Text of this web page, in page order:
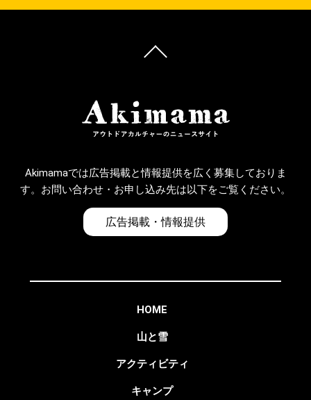
Akimamaでは広告掲載と情報提供を広く募集しておりま
す。お問い合わせ・お申し込み先は以下をご覧ください。
広告掲載・情報提供
HOME
山と雪
アクティビティ
キャンプ